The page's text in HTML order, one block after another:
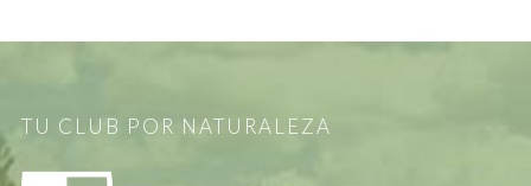
TU CLUB POR NATURALEZA